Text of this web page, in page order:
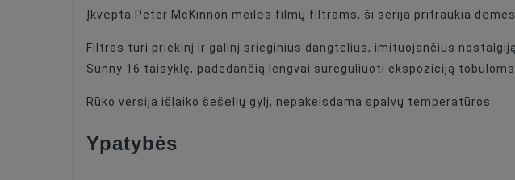
Įkvėpta Peter McKinnon meilės filmų filtrams, ši serija pritraukia
Filtras turi priekinį ir galinį srieginius dangtelius, imituojančius
Sunny 16 taisyklę, padedančią lengvai sureguliuoti ekspoziciją
Rūko versija išlaiko šešėlių gylį, nepakeisdama spalvų temperatūros.
Ypatybės